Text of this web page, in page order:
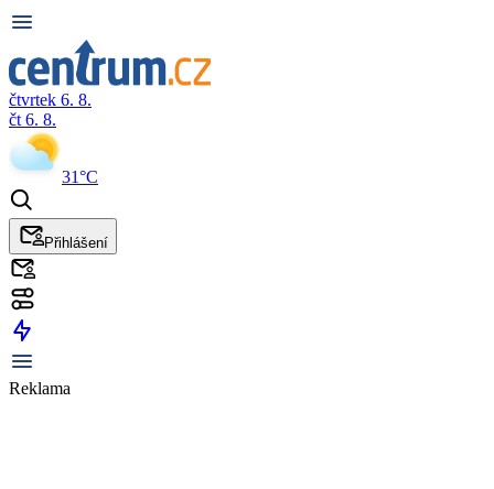
čtvrtek 6. 8.
čt 6. 8.
31°C
Přihlášení
Reklama